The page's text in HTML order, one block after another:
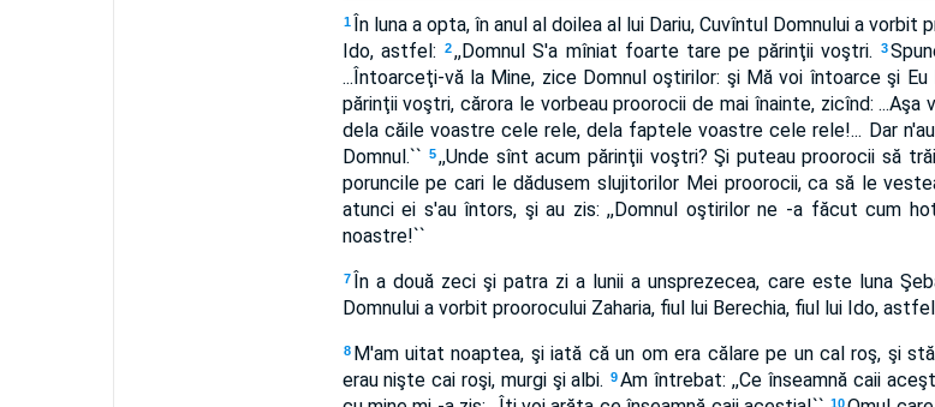
1 În luna a opta, în anul al doilea al lui Dariu, Cuvîntul Domnului a vorbit
Ido, astfel:
2,,Domnul S'a mîniat foarte tare pe părinţii voştri. 3
...Întoarceţi-vă la Mine, zice Domnul oştirilor: şi Mă voi întoarce şi Eu
părinţii voştri, cărora le vorbeau proorocii de mai înainte, zicînd:
dela căile voastre cele rele, dela faptele voastre cele rele!... Dar
Domnul.`` 5,,Unde sînt acum părinţii voştri? Şi puteau proorocii să
poruncile pe cari le dădusem slujitorilor Mei proorocii, ca să le
atunci ei s'au întors, şi au zis: ,,Domnul oştirilor ne -a făcut cum
noastre!``
7 În a două zeci şi patra zi a lunii a unsprezecea, care este luna
Domnului a vorbit proorocului Zaharia, fiul lui Berechia, fiul lui Ido,
8 M'am uitat noaptea, şi iată că un om era călare pe un cal roş, şi
erau nişte cai roşi, murgi şi albi.
9Am întrebat: ,,Ce înseamnă caii
10